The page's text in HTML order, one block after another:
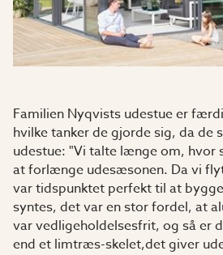
Familien Nyqvists udestue er
hvilke tanker de gjorde sig, da de
udestue: "Vi talte længe om, hvor
at forlænge udesæsonen. Da vi
var tidspunktet perfekt til at
syntes, det var en stor fordel, at
var vedligeholdelsesfrit, og så er
end et limtræs-skelet,det giver